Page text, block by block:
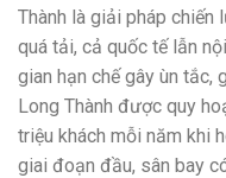
Thành là giải pháp chiến
quá tải, cả quốc tế lẫn
gian hạn chế gây ùn
Long Thành được quy
triệu khách mỗi năm khi
giai đoạn đầu, sân bay